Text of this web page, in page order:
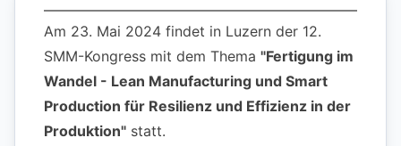
Am 23. Mai 2024 findet in Luzern der 12.
SMM-Kongress mit dem Thema "Fertigung im
Wandel - Lean Manufacturing und Smart
Production für Resilienz und Effizienz in der
Produktion" statt.